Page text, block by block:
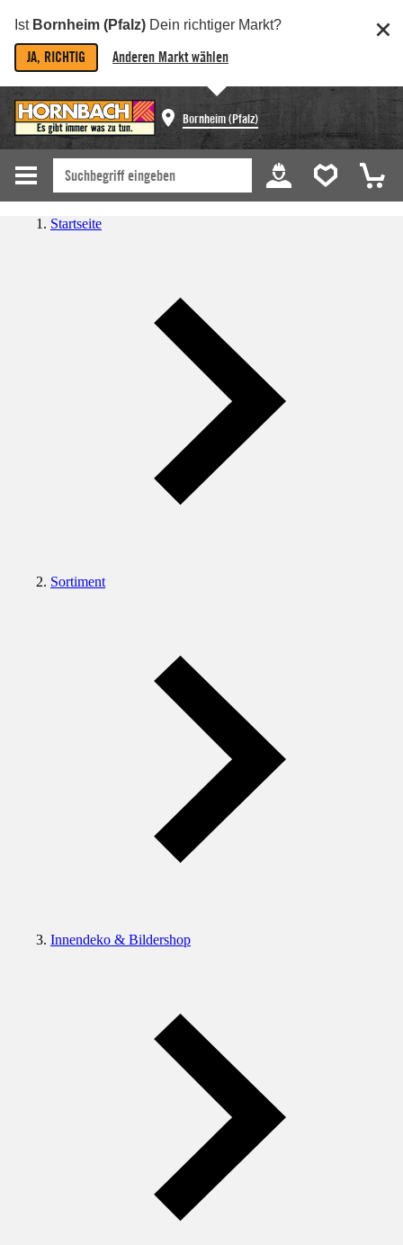
Ist Bornheim (Pfalz) Dein richtiger Markt?
JA, RICHTIG Anderen Markt wählen
Bornheim (Pfalz)
Startseite
Sortiment
Innendeko & Bildershop